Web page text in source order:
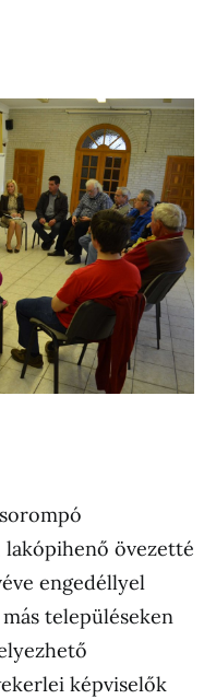
lakópihenő övezetté
engedéllyel
településeken
képviselők